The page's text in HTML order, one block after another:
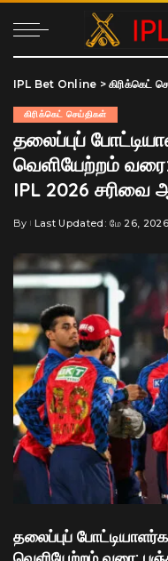
IPL Bet Online >கிரிக்கெட்
கிரிக்கெட் செய்திகள்
தலைப்புப்
வெளியேற்றம்
IPL 2026 சரிவை
Posted
By Last Updated: மே 26, 2026
தலைப்புப்